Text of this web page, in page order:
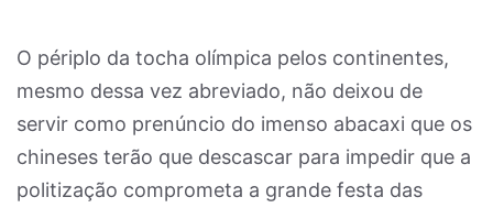
O périplo da tocha olímpica pelos continentes,
mesmo dessa vez abreviado, não deixou de
servir como prenúncio do imenso abacaxi que os
chineses terão que descascar para impedir que a
politização comprometa a grande festa das